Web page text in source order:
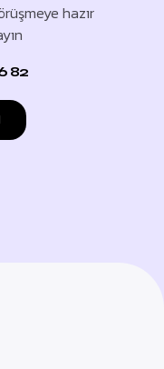
hazır
82